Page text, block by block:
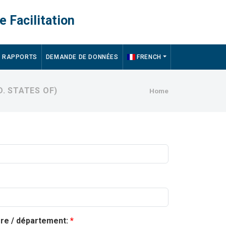
Facilitation
RAPPORTS DEMANDE DE DONNÉES FRENCH
Home
STATES OF)
/ département: